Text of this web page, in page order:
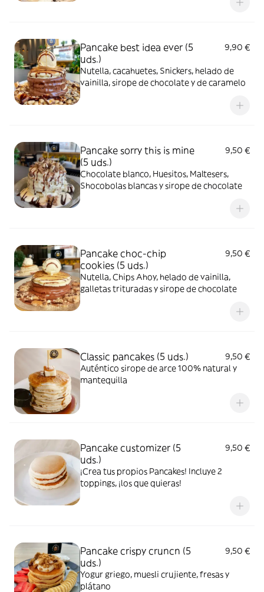
Pancake best idea ever (5
uds.)
9,90 €
Nutella, cacahuetes, Snickers, helado de
vainilla, sirope de chocolate y de caramelo
Pancake sorry this is mine
(5 uds.)
9,50 €
Chocolate blanco, Huesitos, Maltesers,
Shocobolas blancas y sirope de chocolate
Pancake choc-chip
cookies (5 uds.)
9,50 €
Nutella, Chips Ahoy, helado de vainilla,
galletas trituradas y sirope de chocolate
Classic pancakes (5 uds.)
9,50 €
Auténtico sirope de arce 100% natural y
mantequilla
Pancake customizer (5
uds.)
9,50 €
¡Crea tus propios Pancakes! Incluye 2
toppings, ¡los que quieras!
Pancake crispy cruncn (5
uds.)
9,50 €
Yogur griego, muesli crujiente, fresas y
plátano